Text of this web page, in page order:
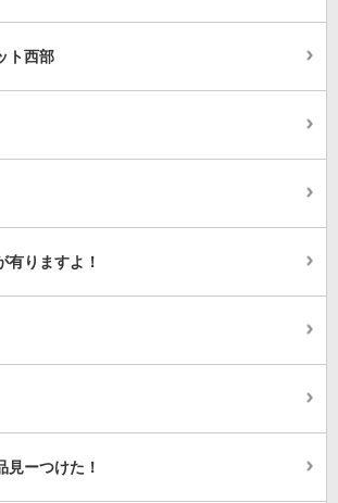
ト西部
有りますよ！
見ーつけた！